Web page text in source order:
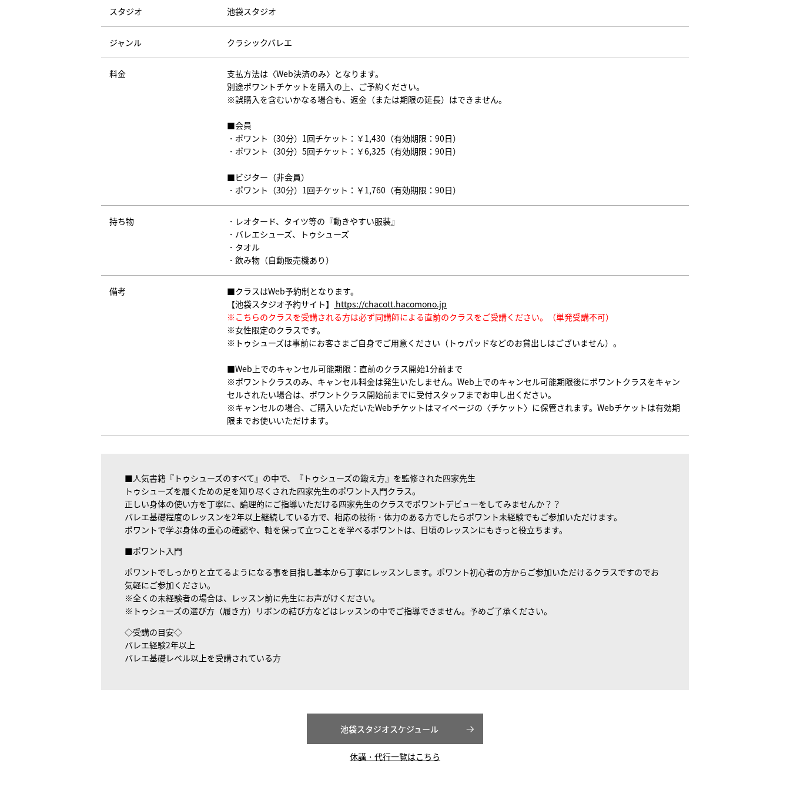
スタジオ 池袋スタジオ
ジャンル クラシックバレエ
料金
支払方法は〈Web決済のみ〉となります。
別途ポワントチケットを購入の上、ご予約ください。
※誤購入を含むいかなる場合も、返金（または期限の延長）はできません。
■会員
・ポワント（30分）1回チケット：￥1,430（有効期限：90日）
・ポワント（30分）5回チケット：￥6,325（有効期限：90日）
■ビジター（非会員）
・ポワント（30分）1回チケット：￥1,760（有効期限：90日）
持ち物
・レオタード、タイツ等の『動きやすい服装』
・バレエシューズ、トゥシューズ
・タオル
・飲み物（自動販売機あり）
備考
■クラスはWeb予約制となります。
【池袋スタジオ予約サイト】
https://chacott.hacomono.jp
※こちらのクラスを受講される方は必ず同講師による直前のクラスをご受講ください。（単発受講不可）
※女性限定のクラスです。
※トゥシューズは事前にお客さまご自身でご用意ください（トゥパッドなどのお貸出しはございません）。
■Web上でのキャンセル可能期限：直前のクラス開始1分前まで
※ポワントクラスのみ、キャンセル料金は発生いたしません。Web上でのキャンセル可能期限後にポワントクラスをキャン
セルされたい場合は、ポワントクラス開始前までに受付スタッフまでお申し出ください。
※キャンセルの場合、ご購入いただいたWebチケットはマイページの〈チケット〉に保管されます。Webチケットは有効期
限までお使いいただけます。
■人気書籍『トゥシューズのすべて』の中で、『トゥシューズの鍛え方』を監修された四家先生
トゥシューズを履くための足を知り尽くされた四家先生のポワント入門クラス。
正しい身体の使い方を丁寧に、論理的にご指導いただける四家先生のクラスでポワントデビューをしてみませんか？？
バレエ基礎程度のレッスンを2年以上継続している方で、相応の技術・体力のある方でしたらポワント未経験でもご参加いただけます。
ポワントで学ぶ身体の重心の確認や、軸を保って立つことを学べるポワントは、日頃のレッスンにもきっと役立ちます。
■ポワント入門
ポワントでしっかりと立てるようになる事を目指し基本から丁寧にレッスンします。ポワント初心者の方からご参加いただけるクラスですのでお
気軽にご参加ください。
※全くの未経験者の場合は、レッスン前に先生にお声がけください。
※トゥシューズの選び方（履き方）リボンの結び方などはレッスンの中でご指導できません。予めご了承ください。
◇受講の目安◇
バレエ経験2年以上
バレエ基礎レベル以上を受講されている方
池袋スタジオスケジュール
休講・代行一覧はこちら